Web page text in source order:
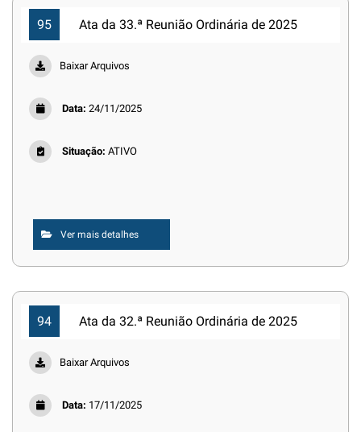
95 Ata da 33.ª Reunião Ordinária de 2025
Baixar Arquivos
Data: 24/11/2025
Situação: ATIVO
Ver mais detalhes
94 Ata da 32.ª Reunião Ordinária de 2025
Baixar Arquivos
Data: 17/11/2025